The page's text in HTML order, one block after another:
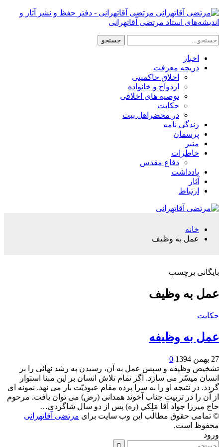
مرتضی آقاتهرانی - دفتر حفظ و نشر آثار و
اندیشه‌های استاد مرتضی آقاتهرانی
اخبار
دریچه معرفت
اخلاق حاکمیتی
ازدواج و خانواده
توصیه های اخلاقی
حکایت
در محضراهل بیت
زندگی نامه
پرسمان
منبر
خاطرات
دفاع مقدس
یادداشت
آثار
ارتباط
خانه
عمل به وظیف
بایگانی برچسب
عمل به وظیف
حکایت
عمل به وظیفه
27 بهمن 1394
0
تشخیص وظیفه و سپس عمل به آن، رسیدن به رشد نهائی را بر
انسان میسّر می سازد. اگر تمام تلاش انسان بر این مبنا استوار
گردد. در نتیجه او را به سرا پرده مقام عبودیّت بار می نهد. نمونه ای
از آن را در تربیت جناب آخوند همدانی (رض) می توان یافت. مرحوم
حاج ميرزا جواد آقا مَلِكي (ره) پس از دو سال شاگردي…
© تمامی حقوق مطالب این وب سایت برای مرتضی آقاتهرانی
محفوظ است.
ورود